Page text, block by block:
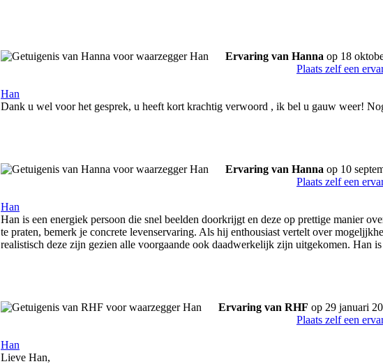
Ervaring van Hanna op 18
Plaats zelf een
Han
Dank u wel voor het gesprek, u heeft kort krachtig verwoord , ik bel u gauw weer!
Ervaring van Hanna op 10
Plaats zelf een
Han
Han is een energiek persoon die snel beelden doorkrijgt en deze op prettige manier
te praten, bemerk je concrete levenservaring. Als hij enthousiast vertelt over
realistisch deze zijn gezien alle voorgaande ook daadwerkelijk zijn uitgekomen. Han
Ervaring van RHF op 29 januari
Plaats zelf een
Han
Lieve Han,